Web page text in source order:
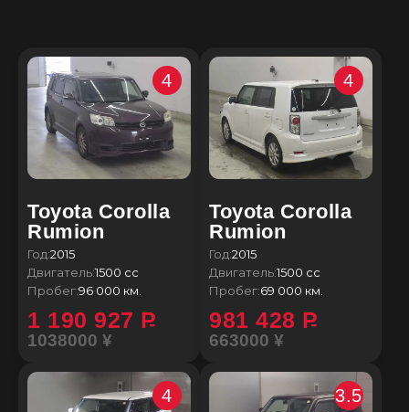
Toyota Corolla
Rumion
4
Год:2015
Двигатель:1500 сс
Пробег:96 000 км.
1 190 927 P
1038000 ¥
Toyota Corolla
Rumion
4
Год:2015
Двигатель:1500 сс
Пробег:69 000 км.
981 428 P
663000 ¥
4 3.5